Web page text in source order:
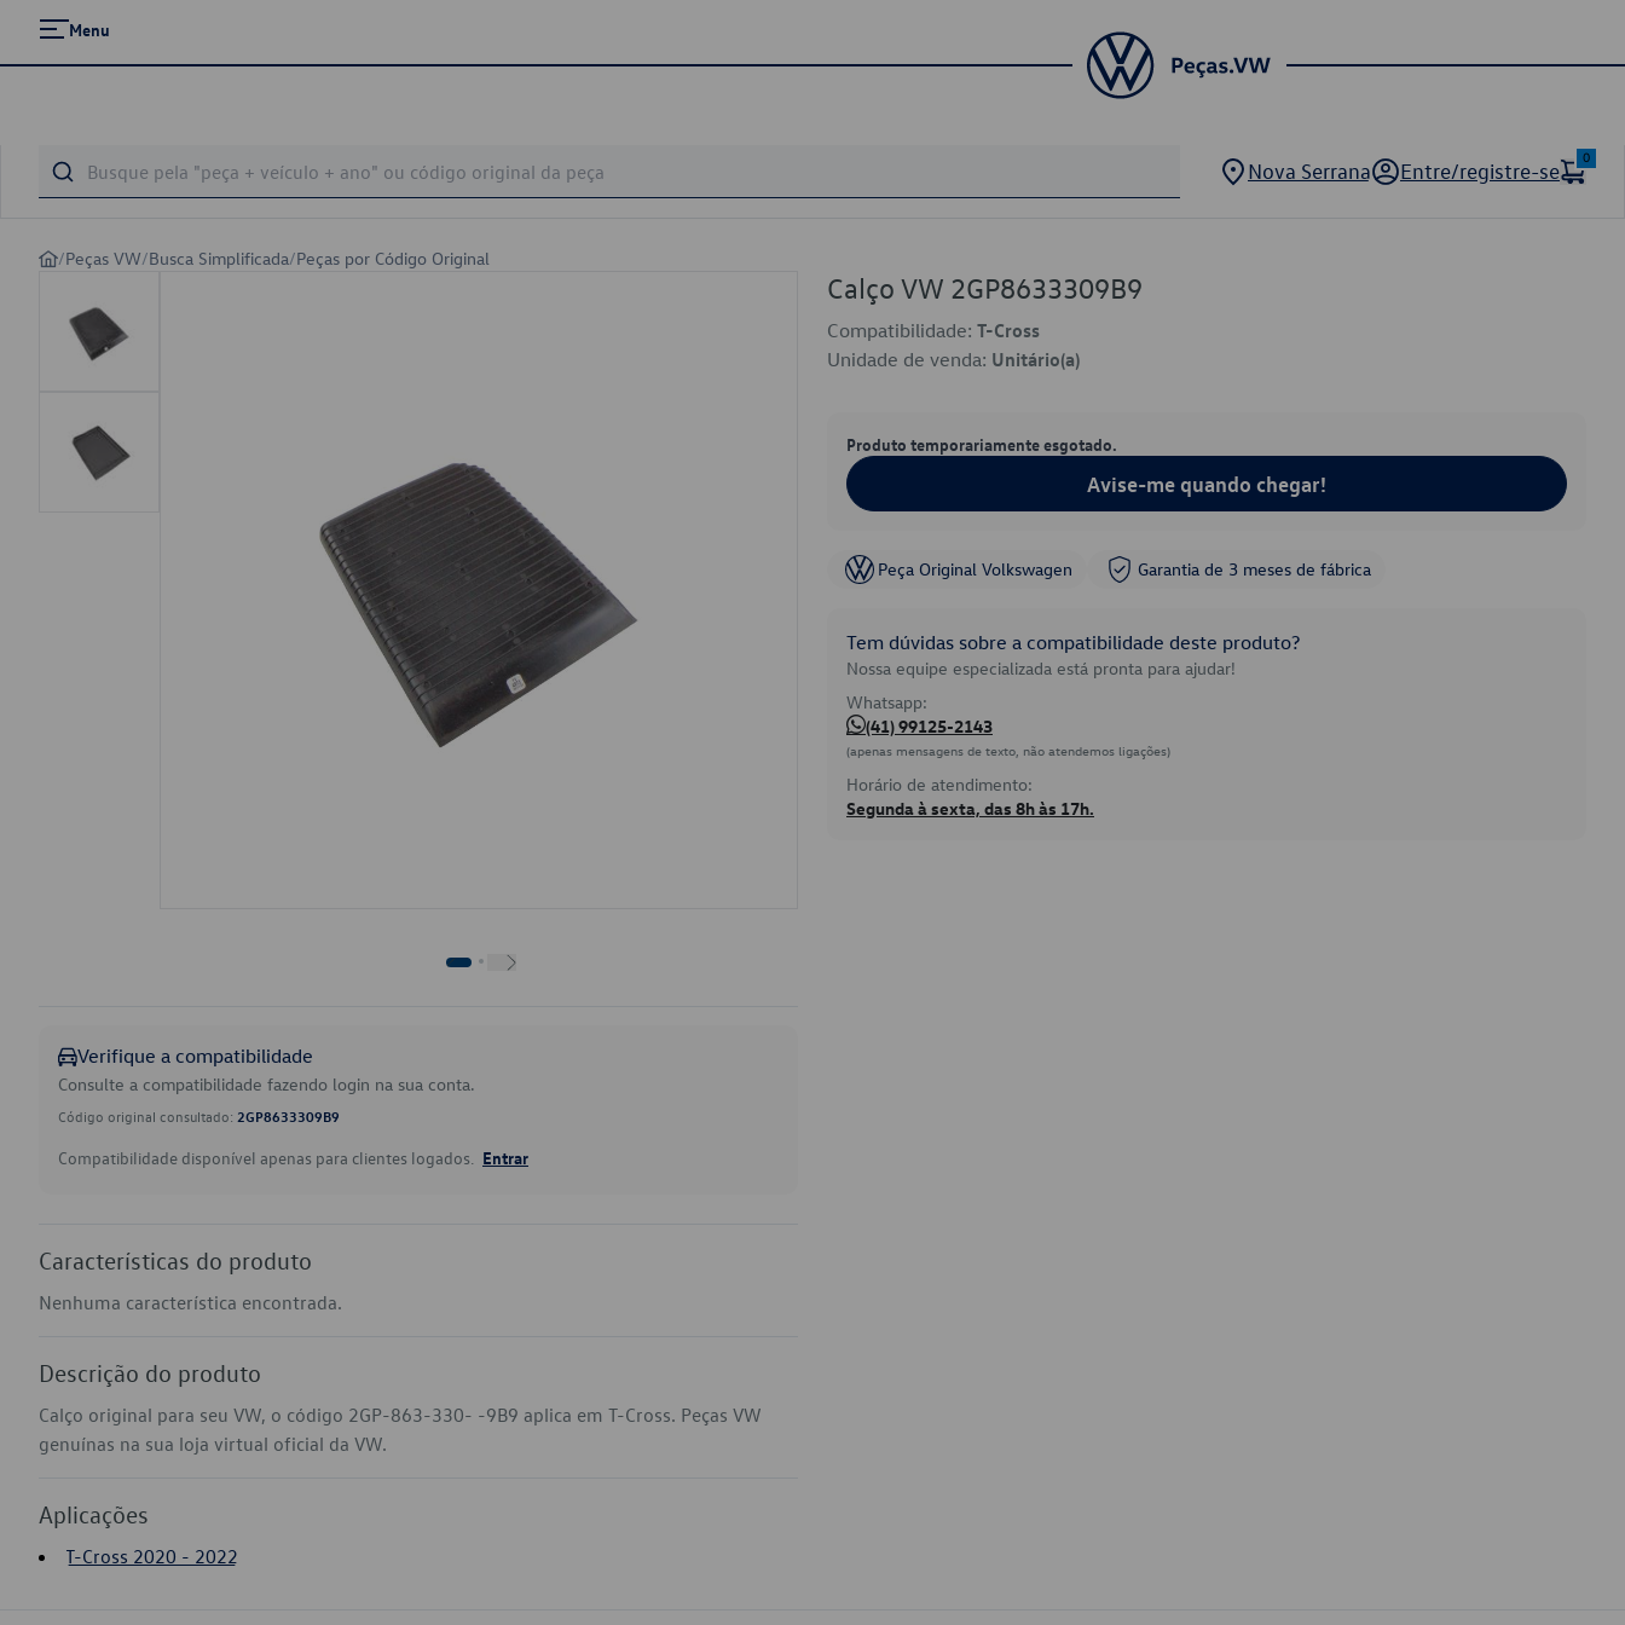
Menu
Nova Serrana Entre/registre-se
0
/Peças VW/Busca Simplificada/Peças por Código Original
Verifique a compatibilidade
Consulte a compatibilidade fazendo login na sua conta.
Código original consultado: 2GP8633309B9
Compatibilidade disponível apenas para clientes logados. Entrar
Características do produto
Nenhuma característica encontrada.
Descrição do produto
Calço original para seu VW, o código 2GP-863-330- -9B9 aplica em T-Cross. Peças VW
genuínas na sua loja virtual oficial da VW.
Aplicações
T-Cross 2020 - 2022
Calço VW 2GP8633309B9
Compatibilidade: T-Cross
Unidade de venda: Unitário(a)
Produto temporariamente esgotado.
Avise-me quando chegar!
Peça Original Volkswagen Garantia de 3 meses de fábrica
Tem dúvidas sobre a compatibilidade deste produto?
Nossa equipe especializada está pronta para ajudar!
Whatsapp:
(41) 99125-2143
(apenas mensagens de texto, não atendemos ligações)
Horário de atendimento:
Segunda à sexta, das 8h às 17h.